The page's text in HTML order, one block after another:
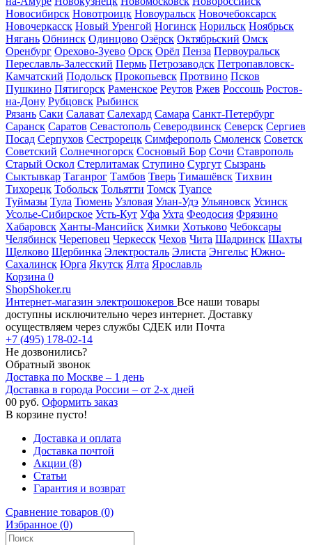
Новосибирск Новотроицк Новоуральск Новочебоксарск
Новочеркасск Новый Уренгой Ногинск Норильск Ноябрьск
Нягань Обнинск Одинцово Озёрск Октябрьский Омск
Оренбург Орехово-Зуево Орск Орёл Пенза Первоуральск
Переславль-Залесский Пермь Петрозаводск Петропавловск-
Камчатский Подольск Прокопьевск Протвино Псков
Пушкино Пятигорск Раменское Реутов Ржев Россошь Ростов-
на-Дону Рубцовск Рыбинск
Рязань Саки Салават Салехард Самара Санкт-Петербург
Саранск Саратов Севастополь Северодвинск Северск Сергиев
Посад Серпухов Сестрорецк Симферополь Смоленск Советск
Советский Солнечногорск Сосновый Бор Сочи Ставрополь
Старый Оскол Стерлитамак Ступино Сургут Сызрань
Сыктывкар Таганрог Тамбов Тверь Тимашёвск Тихвин
Тихорецк Тобольск Тольятти Томск Туапсе
Туймазы Тула Тюмень Узловая Улан-Удэ Ульяновск Усинск
Усолье-Сибирское Усть-Кут Уфа Ухта Феодосия Фрязино
Хабаровск Ханты-Мансийск Химки Хотьково Чебоксары
Челябинск Череповец Черкесск Чехов Чита Шадринск Шахты
Щелково Щербинка Электросталь Элиста Энгельс Южно-
Сахалинск Юрга Якутск Ялта Ярославль
Корзина 0
ShopShoker.ru
Интернет-магазин электрошокеров Все наши товары
доступны исключительно через интернет. Доставку
осуществляем через службы СДЕК или Почта
+7 (495) 178-02-14
Не дозвонились?
Обратный звонок
Доставка по Москве – 1 день
Доставка в города России – от 2-х дней
00 руб. Оформить заказ
В корзине пусто!
Доставка и оплата
Доставка почтой
Акции (8)
Статьи
Гарантия и возврат
Сравнение товаров (0)
Избранное (0)